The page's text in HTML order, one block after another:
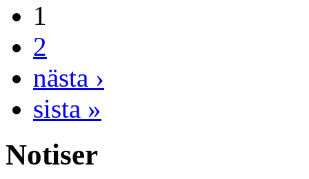
1
2
nästa ›
sista »
Notiser